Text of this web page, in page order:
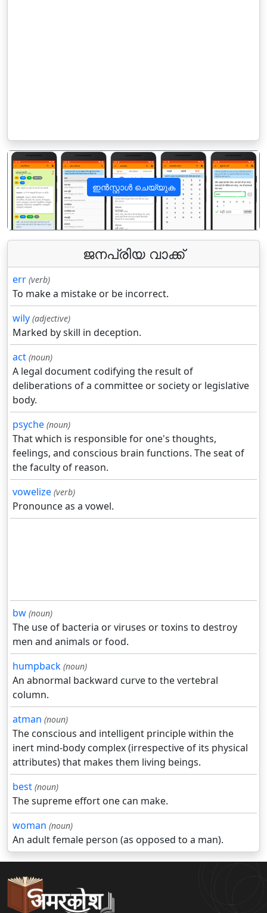
ഇൻസ്റ്റാൾ ചെയ്യുക
पिछला अगला
ജനപ്രിയ വാക്ക്
err (verb)
To make a mistake or be incorrect.
wily (adjective)
Marked by skill in deception.
act (noun)
A legal document codifying the result of
deliberations of a committee or society or legislative
body.
psyche (noun)
That which is responsible for one's thoughts,
feelings, and conscious brain functions. The seat of
the faculty of reason.
vowelize (verb)
Pronounce as a vowel.
bw (noun)
The use of bacteria or viruses or toxins to destroy
men and animals or food.
humpback (noun)
An abnormal backward curve to the vertebral
column.
atman (noun)
The conscious and intelligent principle within the
inert mind-body complex (irrespective of its physical
attributes) that makes them living beings.
best (noun)
The supreme effort one can make.
woman (noun)
An adult female person (as opposed to a man).